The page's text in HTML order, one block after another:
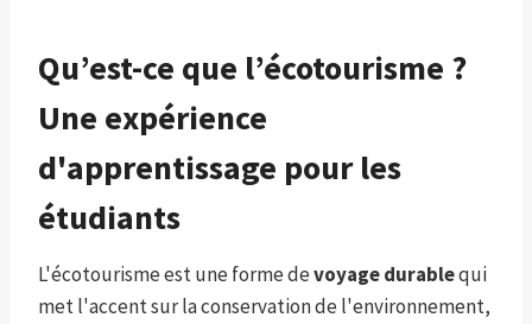
Qu’est-ce que l’écotourisme ?
Une expérience
d'apprentissage pour les
étudiants
L'écotourisme est une forme devoyage durablequi
met l'accent sur la conservation de l'environnement,